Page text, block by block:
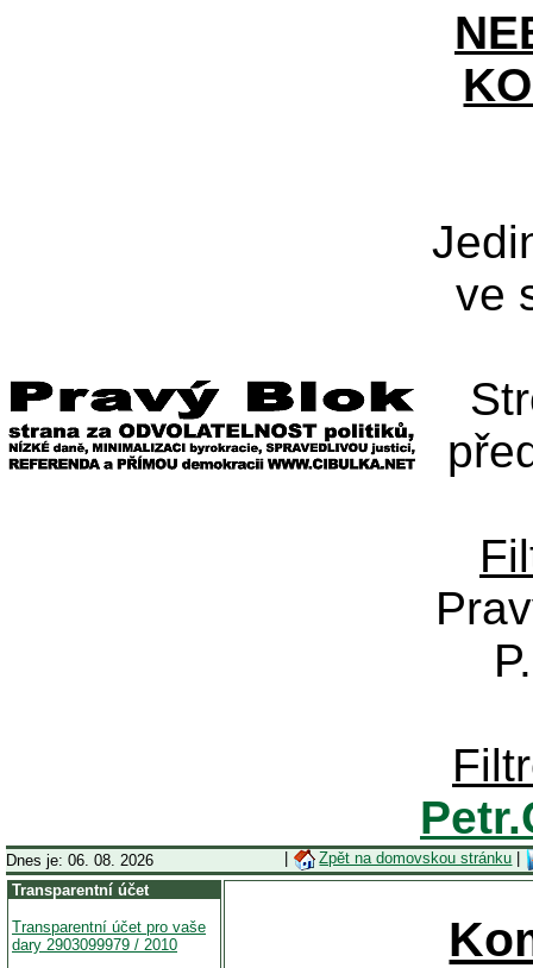
ve
Dnes je: 06. 08. 2026 Zpět na domovskou stránku
Transparentní účet
Transparentní účet pro vaše
dary 2903099979 / 2010